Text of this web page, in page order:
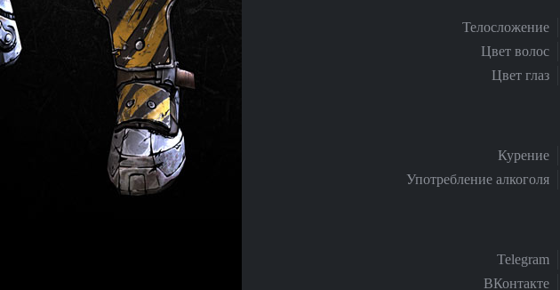
Телосложение
Цвет волос
Цвет глаз
Курение
Употребление алкоголя
Telegram
ВКонтакте